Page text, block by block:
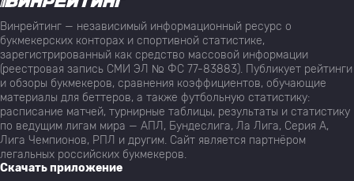
Винрейтинг — независимый информационный ресурс о
букмекерских конторах и спортивной статистике,
зарегистрированный как средство массовой информации
(реестровая запись СМИ ЭЛ № ФС 77-83883). Публикует рейтинги
и обзоры букмекеров, сравнения коэффициентов, обучающие
материалы для беттеров, а также футбольную статистику:
расписание матчей, турнирные таблицы, результаты и статистику
по ведущим лигам мира — АПЛ, Бундеслига, Ла Лига, Серия А,
Лига Чемпионов, РПЛ и другим. Сайт является партнёром
легальных российских букмекеров.
Скачать приложение